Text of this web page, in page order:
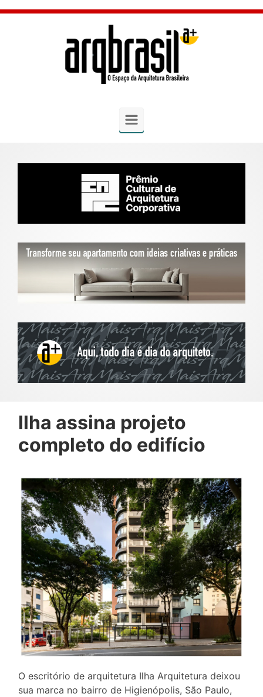
Skip to main content
Ilha assina projeto
completo do edifício
O escritório de arquitetura Ilha Arquitetura deixou
sua marca no bairro de Higienópolis, São Paulo,